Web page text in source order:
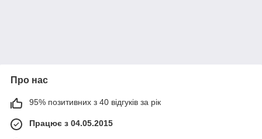
Про нас
95% позитивних з 40 відгуків за рік
Працює з 04.05.2015